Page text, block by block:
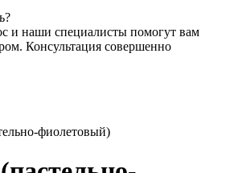
и клеи
и наши специалисты помогут вам
Консультация совершенно
фиолетовый)